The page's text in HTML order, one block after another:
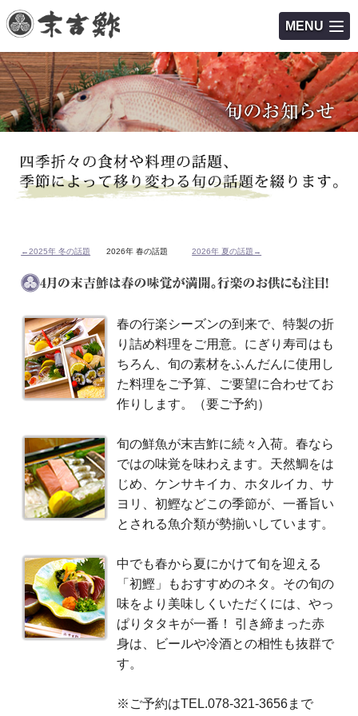
MENU
←2025年 冬の話題 2026年 春の話題2026年 夏の話題→
春の行楽シーズンの到来で、特製の折
り詰め料理をご用意。にぎり寿司はも
ちろん、旬の素材をふんだんに使用し
た料理をご予算、ご要望に合わせてお
作りします。（要ご予約）
旬の鮮魚が末吉鮓に続々入荷。春なら
ではの味覚を味わえます。天然鯛をは
じめ、ケンサキイカ、ホタルイカ、サ
ヨリ、初鰹などこの季節が、一番旨い
とされる魚介類が勢揃いしています。
中でも春から夏にかけて旬を迎える
「初鰹」もおすすめのネタ。その旬の
味をより美味しくいただくには、やっ
ぱりタタキが一番！ 引き締まった赤
身は、ビールや冷酒との相性も抜群で
す。
※ご予約はTEL.078-321-3656まで